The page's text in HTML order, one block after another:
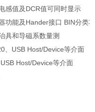
感值及DCR值可同时显示
功能及Hander接口 BIN分类
具和导磁系数量测
、USB Host/Device等介面
Host/Device等介面